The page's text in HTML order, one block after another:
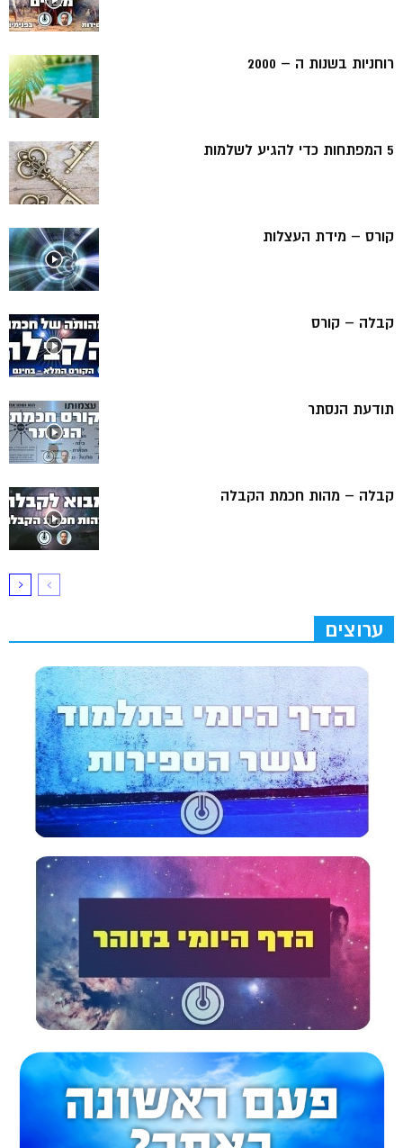
רוחניות בשנות ה – 2000
5 המפתחות כדי להגיע לשלמות
קורס – מידת העצלות
קבלה – קורס
תודעת הנסתר
קבלה – מהות חכמת הקבלה
ערוצים